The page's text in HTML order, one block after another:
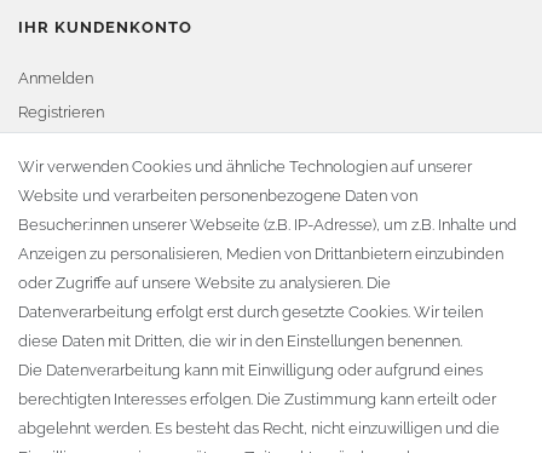
IHR KUNDENKONTO
Anmelden
Registrieren
Warenkorb
Zur Kasse
KONTAKT
Fa. Steffen Jost
Söbrigener Weg 50
D-01796 Pirna
Telefon:+49 (0)3501 507295
Wir verwenden Cookies und ähnliche Technologien auf unserer
Website und verarbeiten personenbezogene Daten von
Besucher:innen unserer Webseite (z.B. IP-Adresse), um z.B. Inhalte und
Anzeigen zu personalisieren, Medien von Drittanbietern einzubinden
oder Zugriffe auf unsere Website zu analysieren. Die
Datenverarbeitung erfolgt erst durch gesetzte Cookies. Wir teilen
diese Daten mit Dritten, die wir in den Einstellungen benennen.
Die Datenverarbeitung kann mit Einwilligung oder aufgrund eines
berechtigten Interesses erfolgen. Die Zustimmung kann erteilt oder
abgelehnt werden. Es besteht das Recht, nicht einzuwilligen und die